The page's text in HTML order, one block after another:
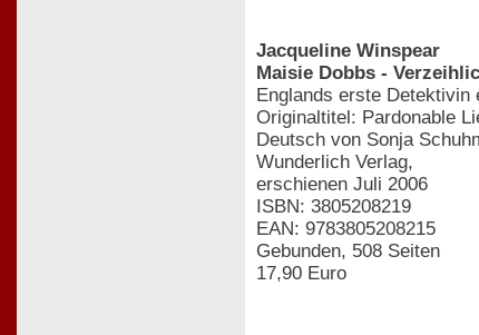
Jacqueline Winspear
Maisie Dobbs -
Englands erste Detektivin
Originaltitel: Pardonable
Deutsch von Sonja
Wunderlich Verlag,
erschienen Juli 2006
ISBN: 3805208219
EAN: 9783805208215
Gebunden, 508 Seiten
17,90 Euro